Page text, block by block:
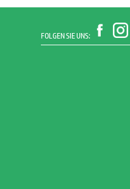
FOLGEN SIE UNS: